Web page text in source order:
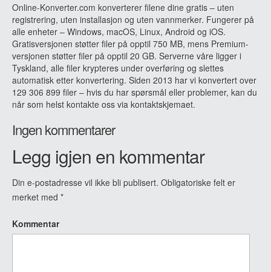
Online-Konverter.com konverterer filene dine gratis – uten
registrering, uten installasjon og uten vannmerker. Fungerer på
alle enheter – Windows, macOS, Linux, Android og iOS.
Gratisversjonen støtter filer på opptil 750 MB, mens Premium-
versjonen støtter filer på opptil 20 GB. Serverne våre ligger i
Tyskland, alle filer krypteres under overføring og slettes
automatisk etter konvertering. Siden 2013 har vi konvertert over
129 306 899 filer – hvis du har spørsmål eller problemer, kan du
når som helst kontakte oss via kontaktskjemaet.
Ingen kommentarer
Legg igjen en kommentar
Din e-postadresse vil ikke bli publisert. Obligatoriske felt er
merket med *
Kommentar